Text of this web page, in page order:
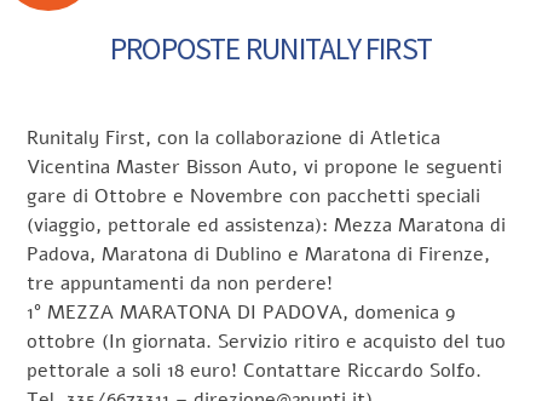
PROPOSTE RUNITALY FIRST
Runitaly First, con la collaborazione di Atletica
Vicentina Master Bisson Auto, vi propone le seguenti
gare di Ottobre e Novembre con pacchetti speciali
(viaggio, pettorale ed assistenza): Mezza Maratona di
Padova, Maratona di Dublino e Maratona di Firenze,
tre appuntamenti da non perdere!
1° MEZZA MARATONA DI PADOVA, domenica 9
ottobre (In giornata. Servizio ritiro e acquisto del tuo
pettorale a soli 18 euro! Contattare Riccardo Solfo.